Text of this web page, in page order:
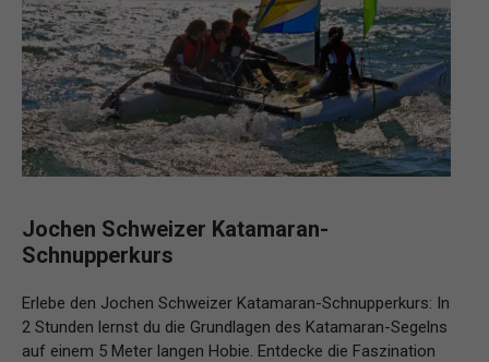
Jochen Schweizer Katamaran-
Schnupperkurs
Erlebe den Jochen Schweizer Katamaran-Schnupperkurs: In
2 Stunden lernst du die Grundlagen des Katamaran-Segelns
auf einem 5 Meter langen Hobie. Entdecke die Faszination